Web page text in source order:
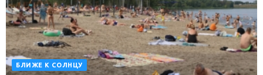
БЛИЖЕ К СОЛНЦУ